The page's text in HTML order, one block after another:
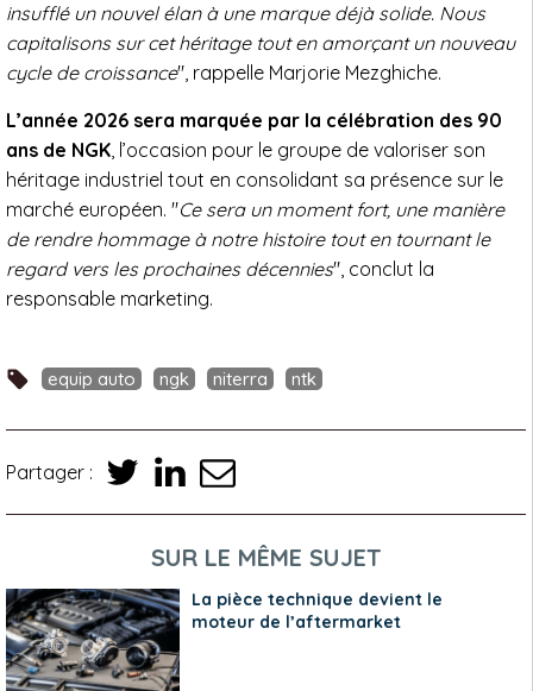
insufflé un nouvel élan à une marque déjà solide. Nous
capitalisons sur cet héritage tout en amorçant un nouveau
cycle de croissance", rappelle Marjorie Mezghiche.
L’année 2026 sera marquée par la célébration des 90
ans de NGK, l’occasion pour le groupe de valoriser son
héritage industriel tout en consolidant sa présence sur le
marché européen. "Ce sera un moment fort, une manière
de rendre hommage à notre histoire tout en tournant le
regard vers les prochaines décennies", conclut la
responsable marketing.
equip auto ngk niterra ntk
Partager :
SUR LE MÊME SUJET
La pièce technique devient le
moteur de l’aftermarket